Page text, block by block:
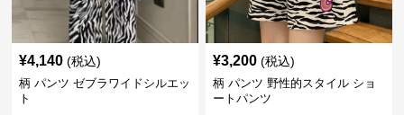
¥4,140 (税込)
柄 パンツ ゼブラワイドシルエッ
ト
¥3,200 (税込)
柄 パンツ 野性的スタイル ショ
ートパンツ